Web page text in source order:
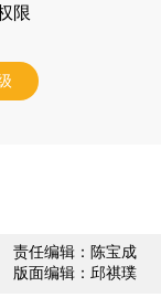
限
责任编辑：陈宝成
版面编辑：邱祺璞